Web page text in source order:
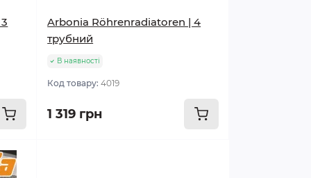
Arbonia Röhrenradiatoren | 4
трубний
В наявності
Код товару:4019
1 319 грн